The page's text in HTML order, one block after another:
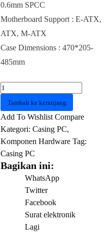
0.6mm SPCC
Motherboard Support : E-ATX,
ATX, M-ATX
Case Dimensions : 470*205-
485mm
Kuantitas
Casing
DARKFLASH
Black
Tambah ke keranjang
Add To Wishlist Compare
Kategori:Casing PC,
Komponen Hardware Tag:
Casing PC
Bagikan ini:
WhatsApp
Twitter
Facebook
Surat elektronik
Lagi